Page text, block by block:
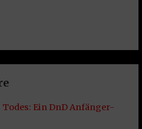
Todes: Ein DnD Anfänger-